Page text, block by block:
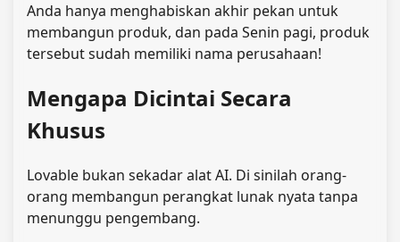
Anda hanya menghabiskan akhir pekan untuk
membangun produk, dan pada Senin pagi, produk
tersebut sudah memiliki nama perusahaan!
Mengapa Dicintai Secara
Khusus
Lovable bukan sekadar alat AI. Di sinilah orang-
orang membangun perangkat lunak nyata tanpa
menunggu pengembang.